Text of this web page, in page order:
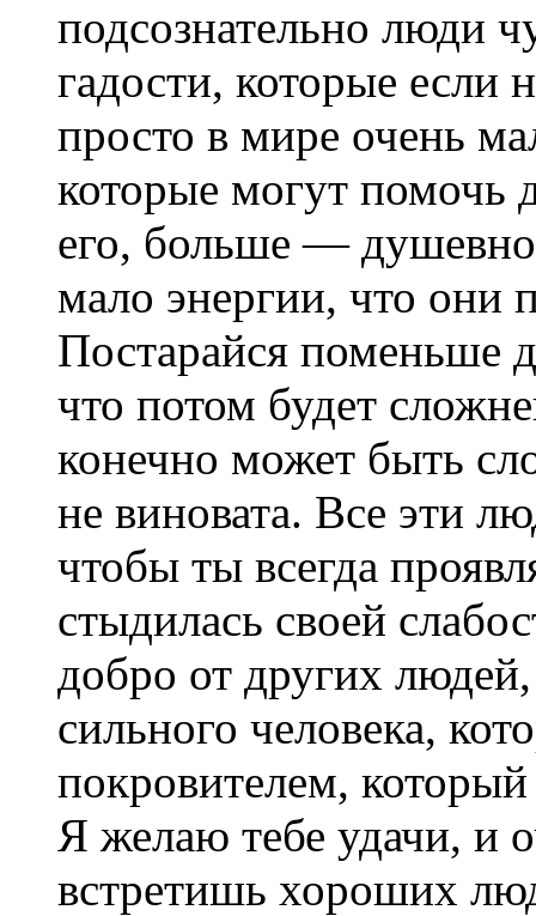
подсознательно люди
гадости, которые если
просто в мире очень
которые могут помочь
его, больше —
мало энергии, что они
Постарайся поменьше
что потом будет
конечно может быть
не виновата. Все эти
чтобы ты всегда
стыдилась своей
добро от других
сильного человека,
покровителем,
Я желаю тебе удачи, и
встретишь хороших